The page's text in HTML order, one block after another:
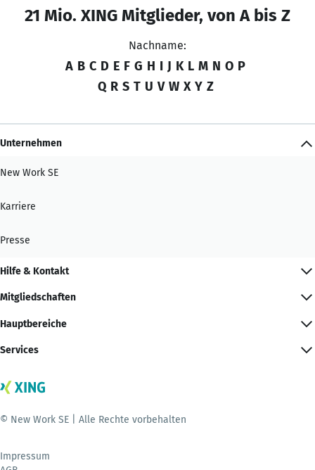
21 Mio. XING Mitglieder, von A bis Z
Nachname:
A B C D E F G H I J K L M N O P
Q R S T U V W X Y Z
Unternehmen
New Work SE
Karriere
Presse
Hilfe & Kontakt
Mitgliedschaften
Hauptbereiche
Services
© New Work SE | Alle Rechte vorbehalten
Impressum